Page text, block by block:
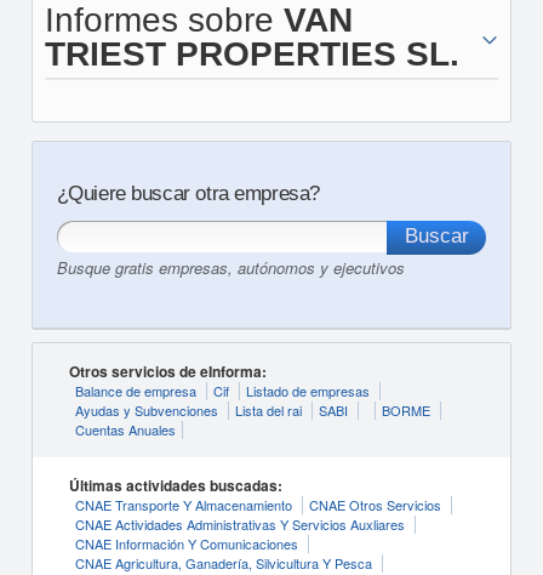
Informes sobre VAN
TRIEST PROPERTIES SL.
¿Quiere buscar otra empresa?
Busque gratis empresas, autónomos y ejecutivos
Otros servicios de eInforma:
Balance de empresa Cif
Listado de empresas
Ayudas y Subvenciones
Lista del rai SABI
BORME
Cuentas Anuales
Últimas actividades buscadas:
CNAE Transporte Y Almacenamiento
CNAE Otros Servicios
CNAE Actividades Administrativas Y Servicios Auxliares
CNAE Información Y Comunicaciones
CNAE Agricultura, Ganadería, Silvicultura Y Pesca